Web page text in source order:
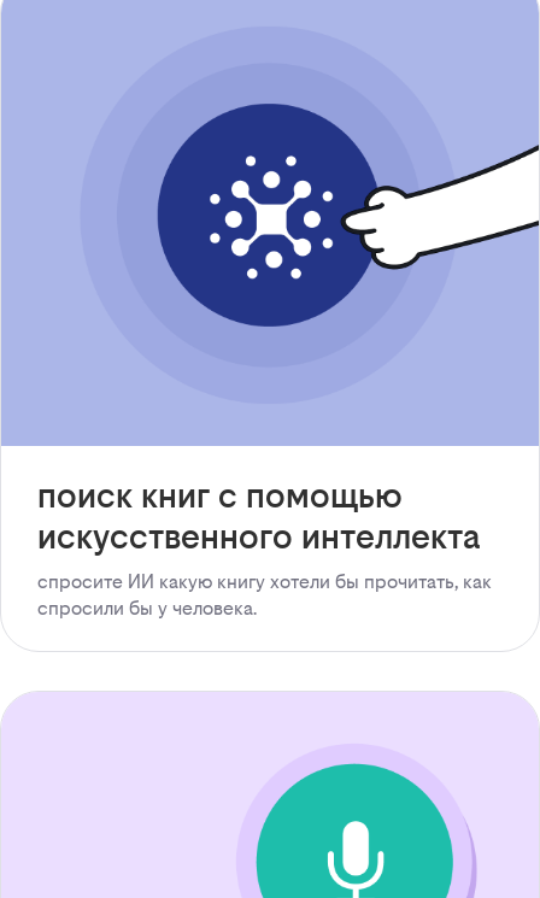
поиск книг с помощью
искусственного интеллекта
спросите ИИ какую книгу хотели бы прочитать, как
спросили бы у человека.